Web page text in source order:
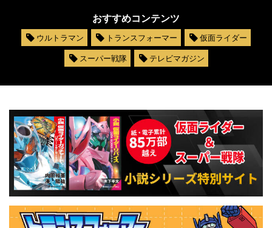
おすすめコンテンツ
ウルトラマン トランスフォーマー
仮面ライダー
スーパー戦隊
テレビマガジン